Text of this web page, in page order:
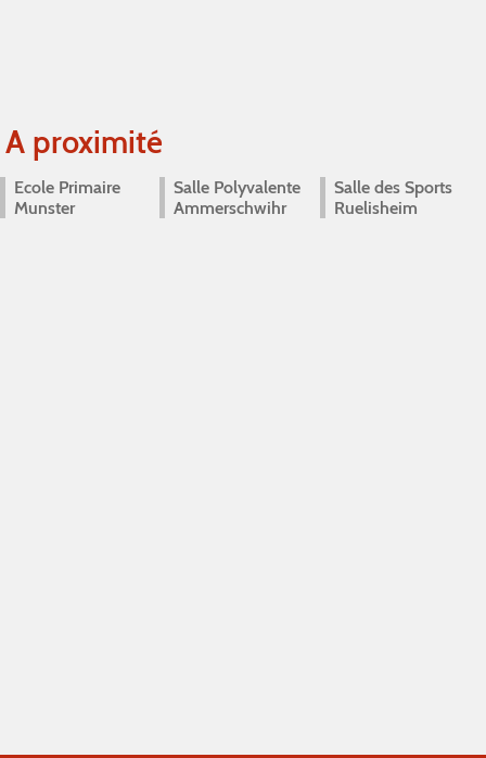
A proximité
Ecole Primaire
Munster
Salle Polyvalente
Ammerschwihr
Salle des Sports
Ruelisheim